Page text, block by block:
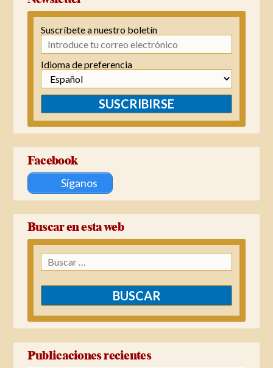
Suscríbete a nuestro boletín
Idioma de preferencia
SUSCRIBIRSE
Facebook
Síganos
Buscar en esta web
Buscar:
Publicaciones recientes